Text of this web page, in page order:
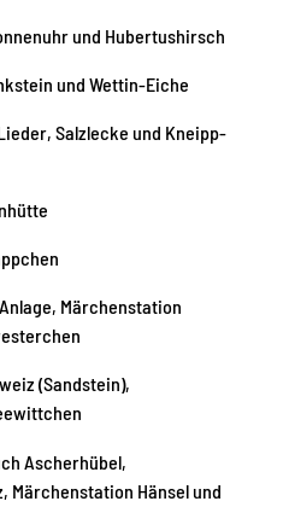
und Hubertushirsch
und Wettin-Eiche
Salzlecke und Kneipp-
Märchenstation
(Sandstein),
Ascherhübel,
Märchenstation Hänsel und